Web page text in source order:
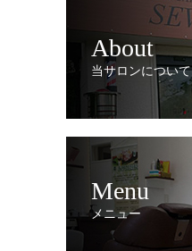
About
当サロンについて
Menu
メニュー